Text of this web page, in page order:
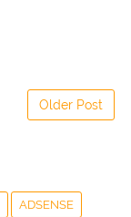
Older Post
ADSENSE